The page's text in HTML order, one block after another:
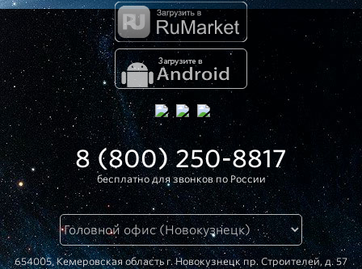
8 (800) 250-8817
бесплатно для звонков по России
654005, Кемеровская область г. Новокузнецк пр. Строителей, д. 57